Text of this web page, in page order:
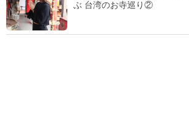
ぶ 台湾のお寺巡り②